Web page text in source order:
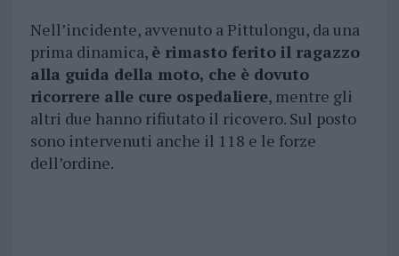
Nell’incidente, avvenuto a Pittulongu, da una
prima dinamica, è rimasto ferito il ragazzo
alla guida della moto, che è dovuto
ricorrere alle cure ospedaliere, mentre gli
altri due hanno rifiutato il ricovero. Sul posto
sono intervenuti anche il 118 e le forze
dell’ordine.